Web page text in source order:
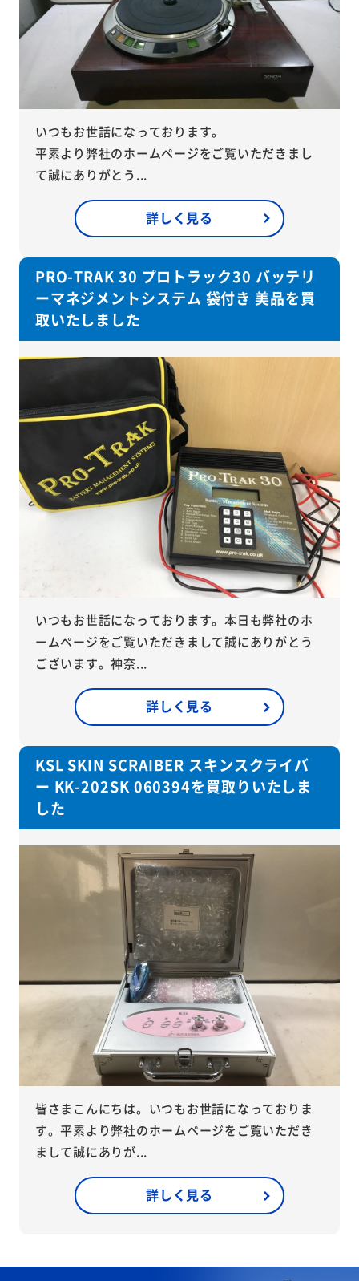
いつもお世話になっております。
平素より弊社のホームページをご覧いただきまし
て誠にありがとう...
詳しく見る
PRO-TRAK 30 プロトラック30 バッテリ
ーマネジメントシステム 袋付き 美品を買
取いたしました
いつもお世話になっております。本日も弊社のホ
ームページをご覧いただきまして誠にありがとう
ございます。神奈...
詳しく見る
KSL SKIN SCRAIBER スキンスクライバ
ー KK-202SK 060394を買取りいたしま
した
皆さまこんにちは。いつもお世話になっておりま
す。平素より弊社のホームページをご覧いただき
まして誠にありが...
詳しく見る